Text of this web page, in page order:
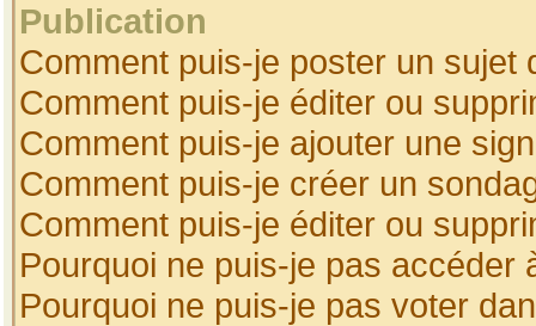
Publication
Comment puis-je poster un sujet
Comment puis-je éditer ou
Comment puis-je ajouter une
Comment puis-je créer un
Comment puis-je éditer ou
Pourquoi ne puis-je pas accéder
Pourquoi ne puis-je pas voter